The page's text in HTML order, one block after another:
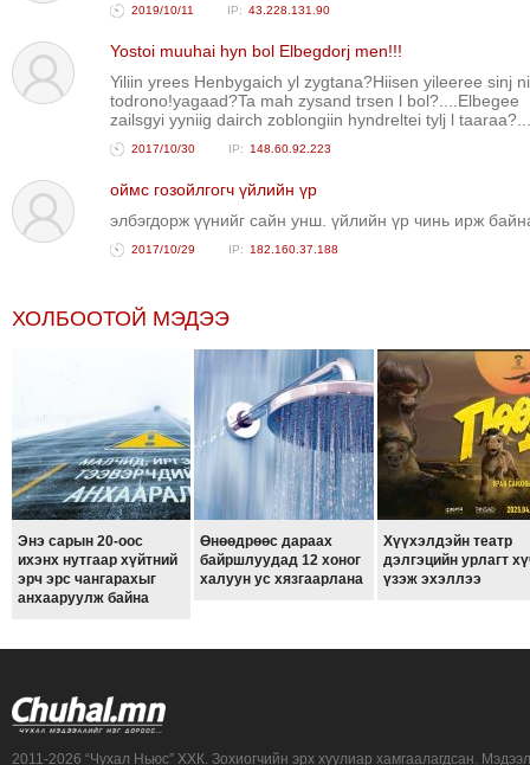
2019/10/11 43.228.131.90
Yostoi muuhai hyn bol Elbegdorj men!!!
Yiliin yrees Henbygaich yl zygtana?Hiisen yileeree sinj ni
todrono!yagaad?Ta mah zysand trsen l bol?....Elbegee
zailsgyi yyniig dairch zoblongiin hyndreltei tylj l
2017/10/30 148.60.92.223
оймс гозойлгогч үйлийн үр
элбэгдорж үүнийг сайн унш. үйлийн үр чинь ирж
2017/10/29 182.160.37.188
ХОЛБООТОЙ МЭДЭЭ
Энэ сарын 20-оос
ихэнх нутгаар хүйтний
эрч эрс чангарахыг
анхааруулж байна
Өнөөдрөөс дараах
байршлуудад 12 хоног
халуун ус хязгаарлана
Хүүхэлдэйн театр
дэлгэцийн урлагт
үзэж эхэллээ
2011-2026 “Чухал Ньюс” ХХК. Зохиогчийн эрх хуулиар хамгаалагдсан.